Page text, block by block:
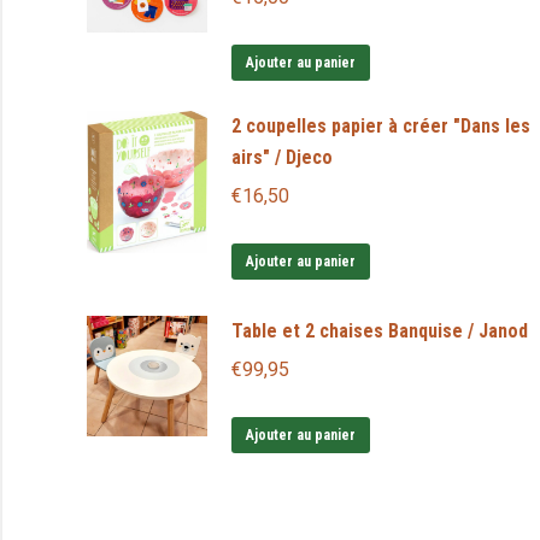
Ajouter au panier
2 coupelles papier à créer "Dans les
airs" / Djeco
€16,50
Ajouter au panier
Table et 2 chaises Banquise / Janod
€99,95
Ajouter au panier